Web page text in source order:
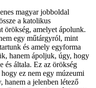
magyar jobboldal
a katolikus
örökség, amelyet ápolunk.
egy műtárgyról, mint
és amely egyforma
hanem ápoljuk, úgy, hogy
és általa. Ez az örökség
ez nem egy múzeumi
hanem a jelenben létező